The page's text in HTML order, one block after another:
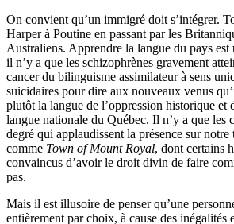
On convient qu’un immigré doit s’intégrer.
Harper à Poutine en passant par les
Australiens. Apprendre la langue du pays est
il n’y a que les schizophrènes gravement
cancer du bilinguisme assimilateur à sens
suicidaires pour dire aux nouveaux venus
plutôt la langue de l’oppression historique et
langue nationale du Québec. Il n’y a que les
degré qui applaudissent la présence sur notre
comme Town of Mount Royal, dont certains
convaincus d’avoir le droit divin de faire
pas.
Mais il est illusoire de penser qu’une
entièrement par choix, à cause des inégalités